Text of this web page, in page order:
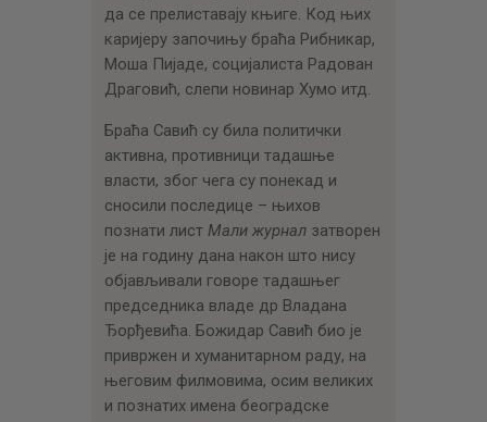
да се прелиставају књиге. Код њих
каријеру започињу браћа Рибникар,
Моша Пијаде, социјалиста Радован
Драговић, слепи новинар Хумо итд.
Браћа Савић су била политички
активна, противници тадашње
власти, због чега су понекад и
сносили последице – њихов
познати лист Мали журналзатворен
је на годину дана након што нису
објављивали говоре тадашњег
председника владе др Владана
Ђорђевића. Божидар Савић био је
привржен и хуманитарном раду, на
његовим филмовима, осим великих
и познатих имена београдске